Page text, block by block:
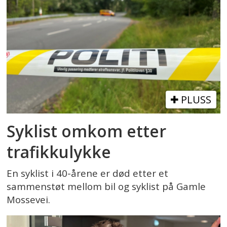
PLUSS
Syklist omkom etter
trafikkulykke
En syklist i 40-årene er død etter et
sammenstøt mellom bil og syklist på Gamle
Mossevei.